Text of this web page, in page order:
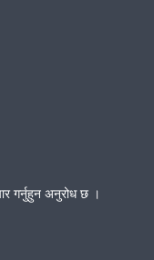
गर्नुहुन अनुरोध छ ।